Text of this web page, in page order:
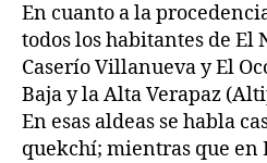
En cuanto a la
todos los habitantes de El
Caserío Villanueva y El
Baja y la Alta Verapaz
En esas aldeas se habla
quekchí; mientras que en